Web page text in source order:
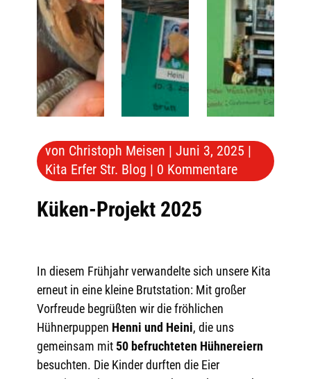
Küken-Projekt 2025
von Christoph Meisen | Juni 3, 2025 |
Kita Erfer Str. Blog | 0 Kommentare
In diesem Frühjahr verwandelte sich unsere Kita
erneut in eine kleine Brutstation: Mit großer
Vorfreude begrüßten wir die fröhlichen
Hühnerpuppen Henni und Heini, die uns
gemeinsam mit50 befruchteten Hühnereiern
besuchten. Die Kinder durften die Eier